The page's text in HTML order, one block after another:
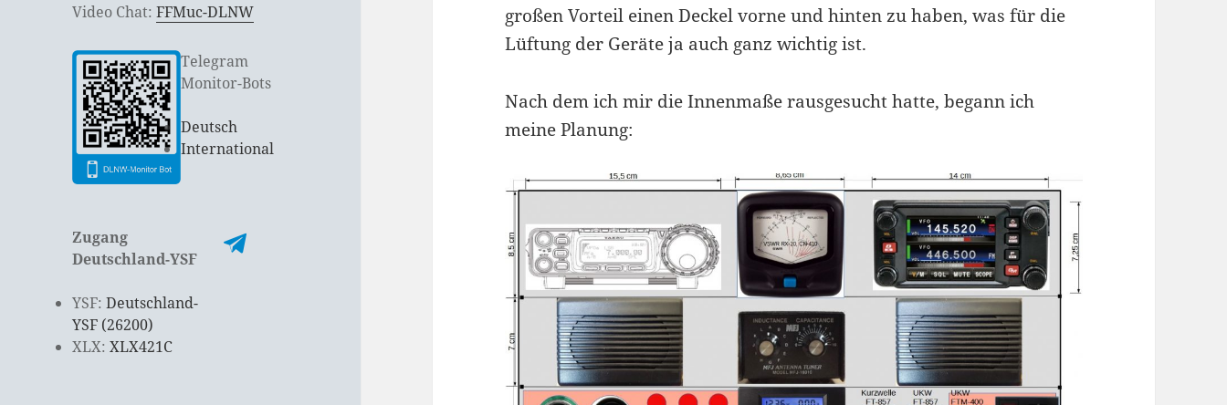
Video Chat:FFMuc-DLNW
Telegram
Monitor-Bots
Deutsch
International
Zugang
Deutschland-YSF
YSF:Deutschland-
YSF (26200)
XLX:XLX421C
großen Vorteil einen Deckel vorne und hinten zu haben, was für die
Lüftung der Geräte ja auch ganz wichtig ist.
Nach dem ich mir die Innenmaße rausgesucht hatte, begann ich
meine Planung: